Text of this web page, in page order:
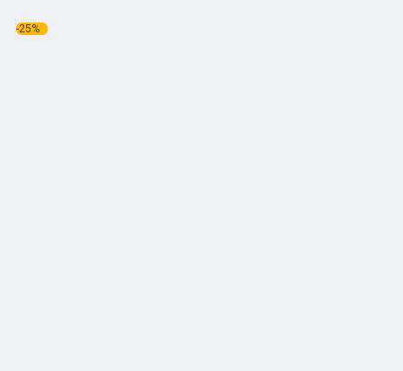
-25%